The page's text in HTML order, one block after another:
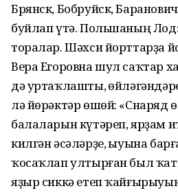
Брянск, Бобруйск,
буйлап үтә. Польшаның
торалар. Шәхси йорттарҙа
Вера Егоровна шул саҡтар
дә уртаҡлашты,
лә йөрәктәр өшөй: «Снаряд
балаларын күтәреп, ярҙам
килгән әсәләрҙе, һыуына
ҡосаҡлап ултырған был
яҙыр сиккә етеп